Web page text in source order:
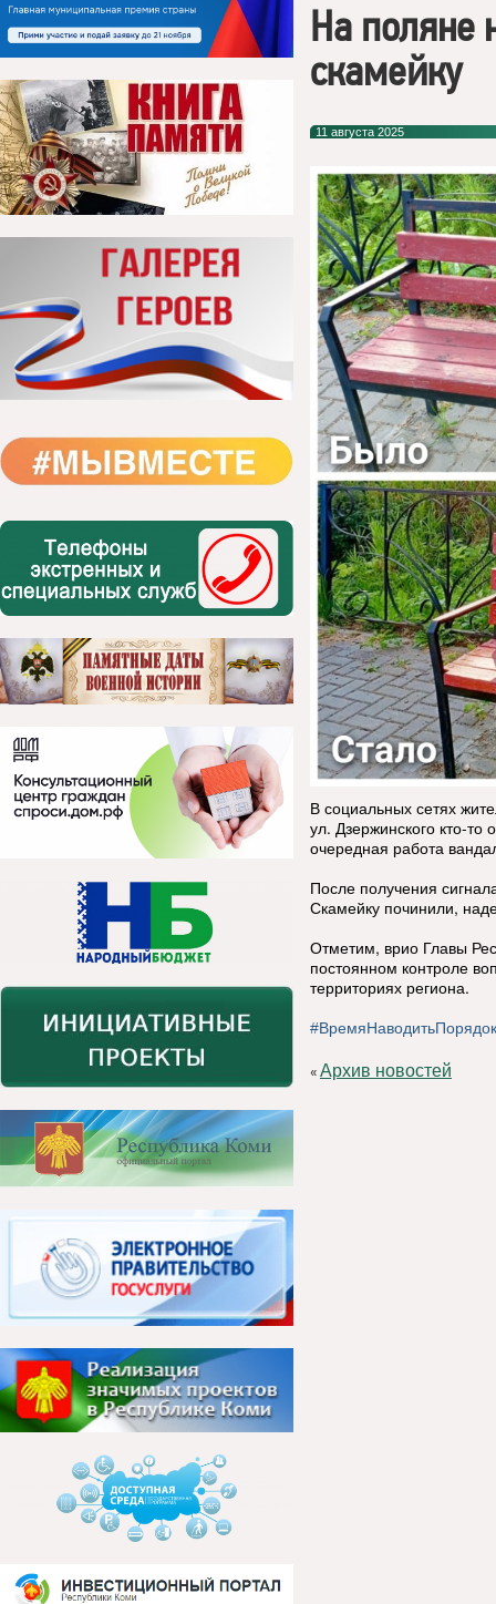
На поляне
скамейку
11 августа 2025
В социальных сетях
ул. Дзержинского кто-
очередная работа
После получения
Скамейку починили,
Отметим, врио Главы
постоянном контроле
территориях региона.
#ВремяНаводитьПорядок
«Архив новостей